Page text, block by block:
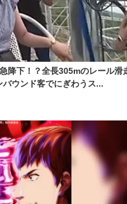
降下！？全長305mのレール滑
ウンド客でにぎわうス...